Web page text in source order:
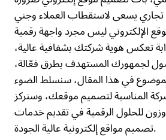
يسعى لاستقطاب العملاء وجني
الإلكتروني ليس مجرد واجهة رقمية
تعكس هوية شركتك بشفافية عالية،
لجمهورك المستهدف بطرق فعّالة،
في هذا المقال، سنسلط الضوء
المناسبة لتصميم موقعك، وسنركز
للحلول الرقمية في تقديم خدمات
تصميم مواقع إلكترونية عالية الجودة.